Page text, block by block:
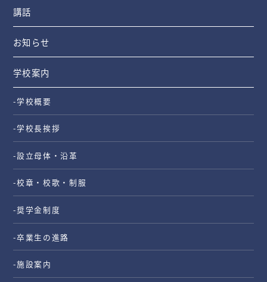
講話
お知らせ
学校案内
-学校概要
-学校長挨拶
-設立母体・沿革
-校章・校歌・制服
-奨学金制度
-卒業生の進路
-施設案内